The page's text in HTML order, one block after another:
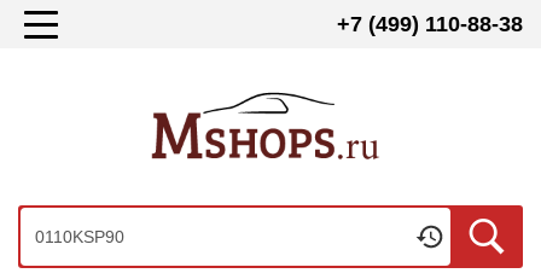
+7 (499) 110-88-38